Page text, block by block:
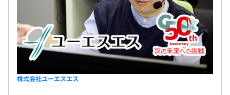
株式会社ユーエスエス